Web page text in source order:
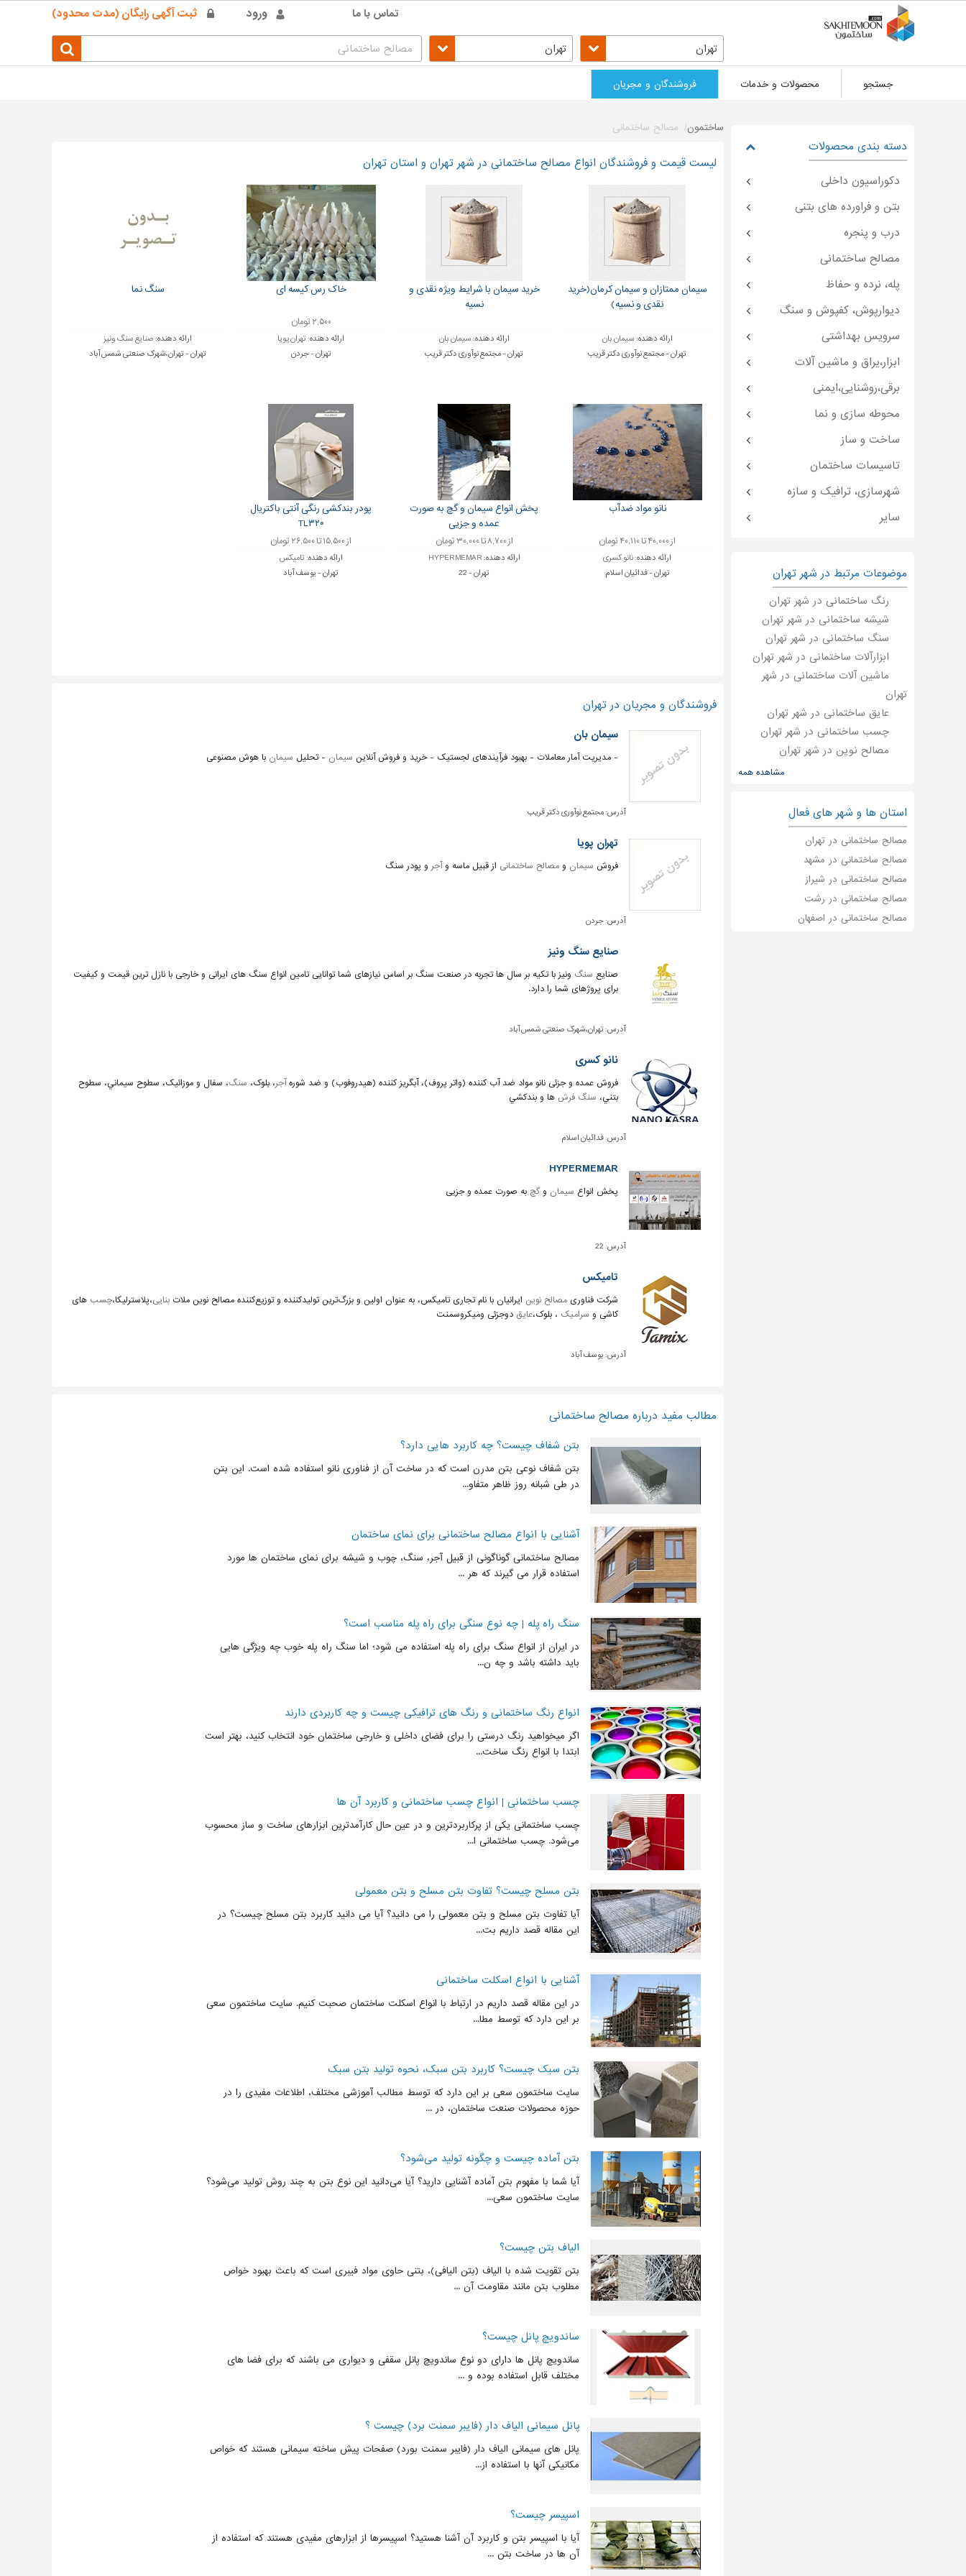
ورود ثبت آگهی رایگان (مدت محدود) تماس با ما
تهران تهران
جستجو محصولات و خدمات فروشندگان و مجریان
ساختمون مصالح ساختمانی
لیست قیمت و فروشندگان انواع مصالح ساختمانی در شهر تهران و استان تهران
سیمان ممتازان و سیمان کرمان(خرید
نقدی و نسیه)
ارائه دهنده: سیمان بان
تهران - مجتمع نوآوری دکتر قریب
خرید سیمان با شرایط ویژه نقدی و
نسیه
ارائه دهنده: سیمان بان
تهران - مجتمع نوآوری دکتر قریب
خاک رس کیسه ای
۲,۵۰۰ تومان
ارائه دهنده: تهران پویا
تهران - جردن
سنگ نما
ارائه دهنده: صنایع سنگ ونیز
تهران - تهران،شهرک صنعتی شمس آباد
نانو مواد ضدآب
از ۴۰,۰۰۰ تا ۴۰,۱۱۰ تومان
ارائه دهنده:نانو کسری
تهران - فدائیان اسلام
پخش انواع سیمان و گچ به صورت
عمده و جزیی
از ۸,۷۰۰ تا ۳۰,۰۰۰ تومان
ارائه دهنده:HYPERMEMAR
تهران - 22
پودر بندکشی رنگی آنتی باکتریال
TL۳۲۰
از ۱۵,۵۰۰ تا ۲۶,۵۰۰ تومان
ارائه دهنده: تامیکس
تهران - یوسف آباد
فروشندگان و مجریان در تهران
سیمان بان
- مدیریت آمار معاملات - بهبود فرآیندهای لجستیک - خرید و فروش آنلاین سیمان - تحلیل سیمان با هوش مصنوعی
آدرس:مجتمع نوآوری دکتر قریب
تهران پویا
فروش سیمان و مصالح ساختمانی از قبیل ماسه وآجر و پودر سنگ
آدرس:جردن
صنایع سنگ ونیز
صنایع سنگ ونیز با تکیه بر سال ها تجربه در صنعت سنگ بر اساس نیازهای شما توانایی تامین انواع سنگ های ایرانی و خارجی با نازل ترین قیمت و کیفیت
برای پروژهای شما را دارد.
آدرس: تهران،شهرک صنعتی شمس آباد
نانو کسری
فروش عمده و جزئی نانو مواد ضد آب کننده (واتر پروف)، آبگریز کننده (هیدروفوب) و ضد شورهآجر، بلوک، سنگ، سفال و موزائيک، سطوح سيماني، سطوح
بتني، سنگ فرش ها و بندکشي
آدرس:فدائیان اسلام
HYPERMEMAR
پخش انواع سیمان و گچ به صورت عمده و جزیی
آدرس: 22
تامیکس
شرکت فناوری مصالح نوین ایرانیان با نام تجاری تامیکس، به عنوان اولین و بزرگ‌ترین تولیدکننده و توزیع‌کننده مصالح نوین ملات بنایی،پلاسترلیکا،چسب های
کاشی و سرامیک ، بلوک،عایق دوجزئی ومیکروسمنت
آدرس: یوسف آباد
مطالب مفید درباره مصالح ساختمانی
بتن شفاف چیست؟ چه کاربرد هایی دارد؟
بتن شفاف نوعی بتن مدرن است که در ساخت آن از فناوری نانو استفاده شده است. این بتن
در طی شبانه روز ظاهر متفاو...
آشنایی با انواع مصالح ساختمانی برای نمای ساختمان
مصالح ساختمانی گوناگونی از قبیل آجر، سنگ، چوب و شیشه برای نمای ساختمان ها مورد
استفاده قرار می گیرند که هر ...
سنگ راه پله | چه نوع سنگی برای راه پله مناسب است؟
در ایران از انواع سنگ برای راه پله استفاده می شود؛ اما سنگ راه پله خوب چه ویژگی هایی
باید داشته باشد و چه ن...
انواع رنگ ساختمانی و رنگ های ترافیکی چیست و چه کاربردی دارند
اگر میخواهید رنگ درستی را برای فضای داخلی و خارجی ساختمان خود انتخاب کنید، بهتر است
ابتدا با انواع رنگ ساخت...
چسب ساختمانی | انواع چسب ساختمانی و کاربرد آن ها
چسب‌ ساختمانی یکی از پرکاربردترین و در عین حال کارآمدترین ابزارهای ساخت و ساز محسوب
می‌شود. چسب‌ ساختمانی ا...
بتن مسلح چیست؟ تفاوت بتن مسلح و بتن معمولی
آیا تفاوت بتن مسلح و بتن معمولی را می دانید؟ آیا می دانید کاربرد بتن مسلح چیست؟ در
این مقاله قصد داریم بت...
آشنایی با انواع اسکلت ساختمانی
در این مقاله قصد داریم در ارتباط با انواع اسکلت ساختمان صحبت کنیم. سایت ساختمون سعی
بر این دارد که توسط مطا...
بتن سبک چیست؟ کاربرد بتن سبک، نحوه تولید بتن سبک
سایت ساختمون سعی بر این دارد که توسط مطالب آموزشی مختلف، اطلاعات مفیدی را در
حوزه محصولات صنعت ساختمان، در ...
بتن آماده چیست و چگونه تولید می‌شود؟
آیا شما با مفهوم بتن آماده آشنایی دارید؟ آیا می‌دانید این نوع بتن به چند روش تولید می‌شود؟
سایت ساختمون سعی...
الیاف بتن چیست؟
بتن تقویت شده با الیاف (بتن الیافی)، بتنی حاوی مواد فیبری است که باعث بهبود خواص
مطلوب بتن مانند مقاومت آن ...
ساندویچ پانل چیست؟
ساندویچ پانل ها دارای دو نوع ساندویچ پانل سقفی و دیواری می باشند که برای فضا های
مختلف قابل استفاده بوده و ...
پانل سیمانی الیاف دار (فایبر سمنت برد) چیست ؟
پانل های سیمانی الیاف دار (فایبر سمنت بورد) صفحات پیش ساخته سیمانی هستند که خواص
مکانیکی آنها با استفاده از...
اسپیسر چیست؟
آیا با اسپیسر بتن و کاربرد آن آشنا هستید؟ اسپیسرها از ابزارهای مفیدی هستند که استفاده از
آن ها در ساخت بتن ...
دسته بندی محصولات
دکوراسیون داخلی
بتن و فراورده های بتنی
درب و پنجره
مصالح ساختمانی
پله، نرده و حفاظ
دیوارپوش، کفپوش و سنگ
سرویس بهداشتی
ابزار،یراق و ماشین آلات
برقی،روشنایی،ایمنی
محوطه سازی و نما
ساخت و ساز
تاسیسات ساختمان
شهرسازی، ترافیک و سازه
سایر
موضوعات مرتبط در شهر تهران
رنگ ساختمانی در شهر تهران
شیشه ساختمانی در شهر تهران
سنگ ساختمانی در شهر تهران
ابزارآلات ساختمانی در شهر تهران
ماشین آلات ساختمانی در شهر
تهران
عایق ساختمانی در شهر تهران
چسب ساختمانی در شهر تهران
مصالح نوین در شهر تهران
رنگ ساختمانی در شهر تهران
تهران
مشاهده همه
استان ها و شهر های فعال
مصالح ساختمانی در تهران
مصالح ساختمانی در مشهد
مصالح ساختمانی در شیراز
مصالح ساختمانی در رشت
مصالح ساختمانی در اصفهان